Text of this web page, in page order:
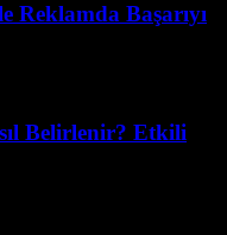
Reklamda Başarıyı
Belirlenir? Etkili